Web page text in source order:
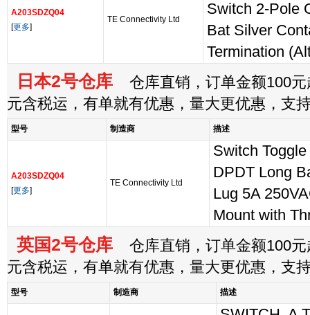
A203SDZQ04
[更多]
TE Connectivity Ltd
Switch 2-Pole
Bat Silver
Termination
日本2号仓库 仓库直销，订单金额100元
元含税运，有单就有优惠，量大更优惠，支
型号 制造商 描述
A203SDZQ04
[更多]
TE Connectivity Ltd
Switch
DPDT Long
Lug 5A
Mount with
英国2号仓库 仓库直销，订单金额100元
元含税运，有单就有优惠，量大更优惠，支
型号 制造商 描述